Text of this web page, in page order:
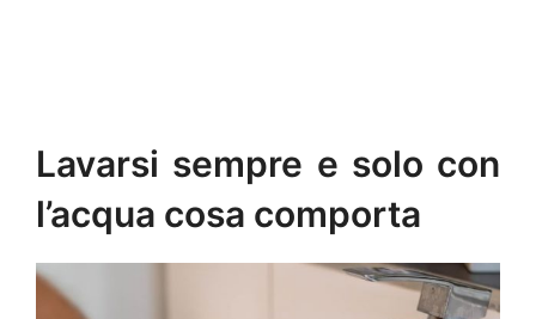
Lavarsi sempre e solo con
l’acqua cosa comporta